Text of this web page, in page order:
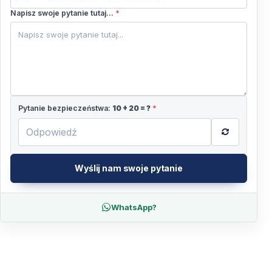
+48
Napisz swoje pytanie tutaj... *
Pytanie bezpieczeństwa: 10 + 20 = ? *
Wyślij nam swoje pytanie
WhatsApp?